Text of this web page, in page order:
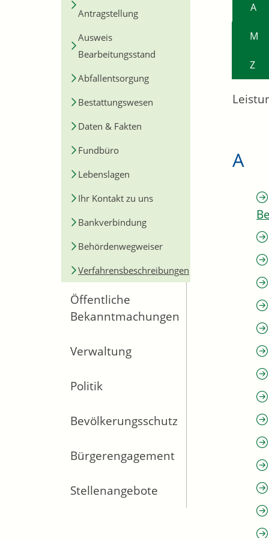
Antragstellung
Ausweis
Bearbeitungsstand
Abfallentsorgung
Bestattungswesen
Daten & Fakten
Fundbüro
Lebenslagen
Ihr Kontakt zu uns
Bankverbindung
Behördenwegweiser
Verfahrensbeschreibungen
Öffentliche
Bekanntmachungen
Verwaltung
Politik
Bevölkerungsschutz
Bürgerengagement
Stellenangebote
A
M
Z
A